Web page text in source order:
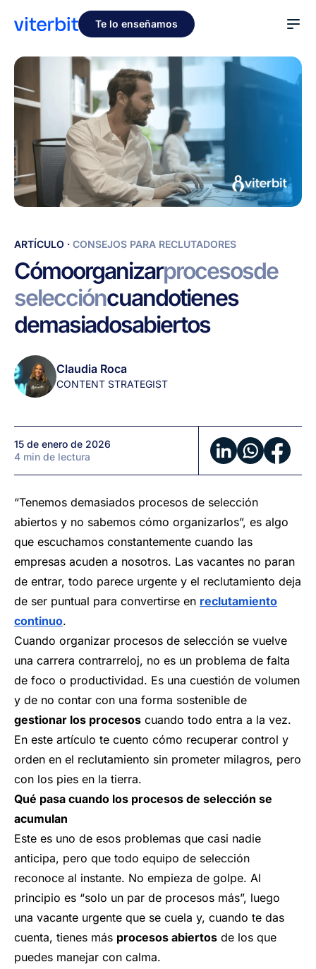
Te lo enseñamos
Cómo
organizar
procesos
de
cuando
demasiados
abiertos
ARTÍCULO · CONSEJOS PARA RECLUTADORES
Cómoorganizarprocesosde
seleccióncuandotienes
demasiadosabiertos
Claudia Roca
CONTENT STRATEGIST
15 de enero de 2026
4 min de lectura
“Tenemos demasiados procesos de selección
abiertos y no sabemos cómo organizarlos”, es algo
que escuchamos constantemente cuando las
empresas acuden a nosotros. Las vacantes no paran
de entrar, todo parece urgente y el reclutamiento deja
de ser puntual para convertirse en reclutamiento
continuo.
Cuando organizar procesos de selección se vuelve
una carrera contrarreloj, no es un problema de falta
de foco o productividad. Es una cuestión de volumen
y de no contar con una forma sostenible de
gestionar los procesos cuando todo entra a la vez.
En este artículo te cuento cómo recuperar control y
orden en el reclutamiento sin prometer milagros, pero
con los pies en la tierra.
Qué pasa cuando los procesos de selección se
acumulan
Este es uno de esos problemas que casi nadie
anticipa, pero que todo equipo de selección
reconoce al instante. No empieza de golpe. Al
principio es “solo un par de procesos más”, luego
una vacante urgente que se cuela y, cuando te das
cuenta, tienes más procesos abiertos de los que
puedes manejar con calma.